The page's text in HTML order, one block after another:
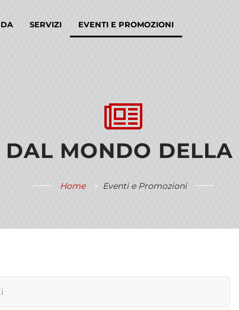
SERVIZI EVENTI E PROMOZIONI
DAL MONDO DELLA
Home Eventi e Promozioni